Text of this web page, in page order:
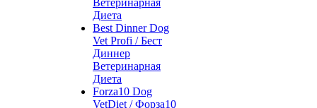
Ветеринарная
Диета
Best Dinner Dog
Vet Profi / Бест
Диннер
Ветеринарная
Диета
Forza10 Dog
VetDiet / Форза10